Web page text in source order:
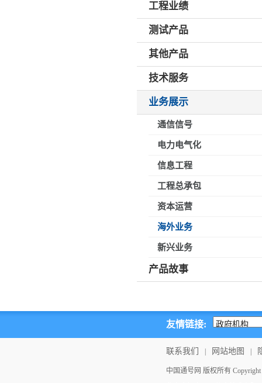
工程业绩
测试产品
其他产品
技术服务
业务展示
通信信号
电力电气化
信息工程
工程总承包
资本运营
海外业务
新兴业务
产品故事
友情链接:
联系我们 网站地图
中国通号网 版权所有